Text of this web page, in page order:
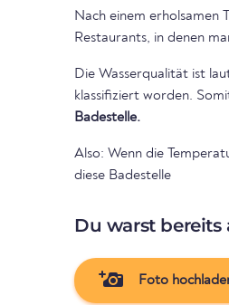
Nach einem erholsamen
Restaurants, in denen
Die Wasserqualität ist
klassifiziert worden.
Badestelle.
Also: Wenn die
diese Badestelle
Du warst bereits
Foto